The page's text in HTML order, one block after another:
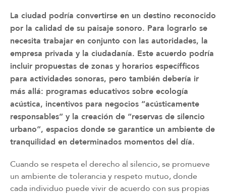
La ciudad podría convertirse en un destino reconocido
por la calidad de su paisaje sonoro. Para lograrlo se
necesita trabajar en conjunto con las autoridades, la
empresa privada y la ciudadanía. Este acuerdo podría
incluir propuestas de zonas y horarios específficos
para actividades sonoras, pero también debería ir
más allá: programas educativos sobre ecología
acústica, incentivos para negocios “acústicamente
responsables” y la creación de “reservas de silencio
urbano”, espacios donde se garantice un ambiente de
tranquilidad en determinados momentos del día.
Cuando se respeta el derecho al silencio, se promueve
un ambiente de tolerancia y respeto mutuo, donde
cada individuo puede vivir de acuerdo con sus propias